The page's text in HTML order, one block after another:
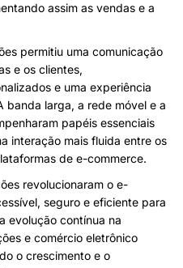
assim as vendas e a
permitiu uma comunicação
e os clientes,
e uma experiência
banda larga, a rede móvel e a
papéis essenciais
interação mais fluida entre os
de e-commerce.
revolucionaram o e-
seguro e eficiente para
evolução contínua na
e comércio eletrônico
o crescimento e o